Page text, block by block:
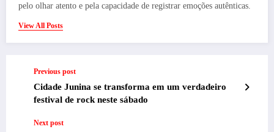
pelo olhar atento e pela capacidade de registrar emoções autênticas.
View All Posts
Previous post
Cidade Junina se transforma em um verdadeiro
festival de rock neste sábado
Next post